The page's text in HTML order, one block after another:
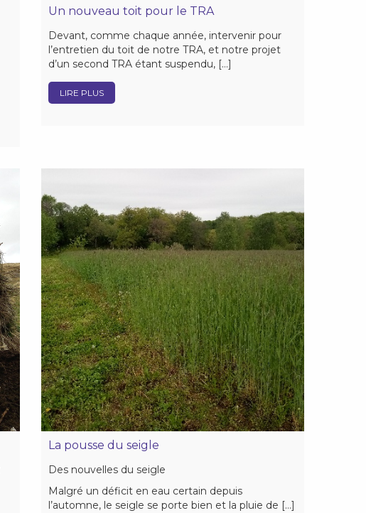
Un nouveau toit pour le TRA
Devant, comme chaque année, intervenir pour
l’entretien du toit de notre TRA, et notre projet
d’un second TRA étant suspendu, […]
LIRE PLUS
La pousse du seigle
Des nouvelles du seigle
Malgré un déficit en eau certain depuis
l’automne, le seigle se porte bien et la pluie de […]